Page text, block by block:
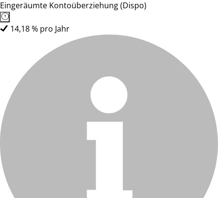
Eingeräumte Kontoüberziehung (Dispo)
14,18 % pro Jahr